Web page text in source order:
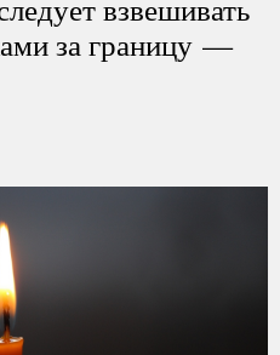
взвешивать
за границу —